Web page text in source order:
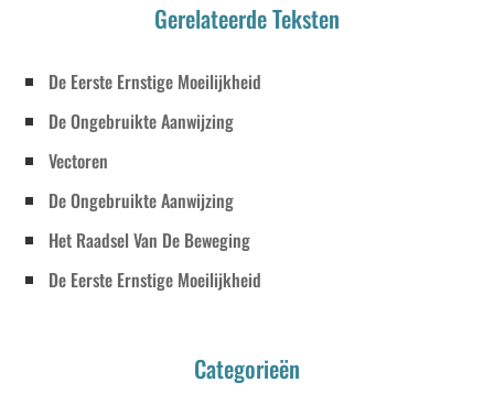
Gerelateerde Teksten
De Eerste Ernstige Moeilijkheid
De Ongebruikte Aanwijzing
Vectoren
De Ongebruikte Aanwijzing
Het Raadsel Van De Beweging
De Eerste Ernstige Moeilijkheid
Categorieën